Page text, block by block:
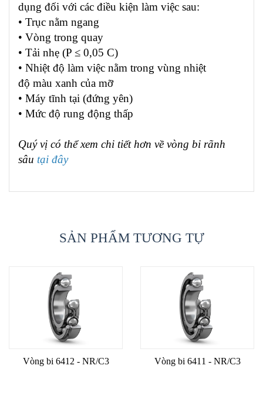
dụng đối với các điều kiện làm việc sau:
• Trục nằm ngang
• Vòng trong quay
• Tải nhẹ (P ≤ 0,05 C)
• Nhiệt độ làm việc nằm trong vùng nhiệt
độ màu xanh của mỡ
• Máy tĩnh tại (đứng yên)
• Mức độ rung động thấp
Quý vị có thể xem chi tiết hơn về vòng bi rãnh
sâu tại đây
SẢN PHẨM TƯƠNG TỰ
Vòng bi 6412 - NR/C3 Vòng bi 6411 - NR/C3